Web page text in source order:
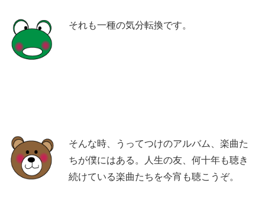
それも一種の気分転換です。
そんな時、うってつけのアルバム、楽曲た
ちが僕にはある。人生の友、何十年も聴き
続けている楽曲たちを今宵も聴こうぞ。